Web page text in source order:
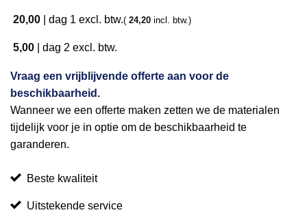
20,00 dag 1 excl. btw.( 24,20 incl. btw.)
5,00 dag 2 excl. btw.
Vraag een vrijblijvende offerte aan voor de
beschikbaarheid.
Wanneer we een offerte maken zetten we de materialen
tijdelijk voor je in optie om de beschikbaarheid te
garanderen.
Beste kwaliteit
Uitstekende service